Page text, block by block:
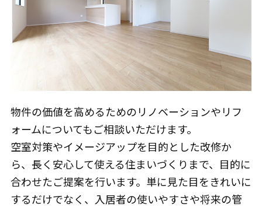
物件の価値を高めるためのリノベーションやリフ
ォームについてもご相談いただけます。
空室対策やイメージアップを目的とした改修か
ら、長く安心して使える住まいづくりまで、目的に
合わせたご提案を行います。単に見た目をきれいに
するだけでなく、入居者の使いやすさや将来の管